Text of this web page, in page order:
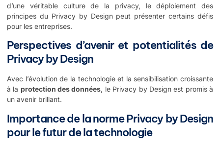
d’une véritable culture de la privacy, le déploiement des
principes du Privacy by Design peut présenter certains défis
pour les entreprises.
Perspectives d’avenir et potentialités de
Privacy by Design
Avec l’évolution de la technologie et la sensibilisation croissante
à la protection des données, le Privacy by Design est promis à
un avenir brillant.
Importance de la norme Privacy by Design
pour le futur de la technologie